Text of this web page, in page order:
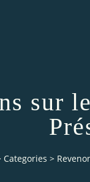
sur
Categories >